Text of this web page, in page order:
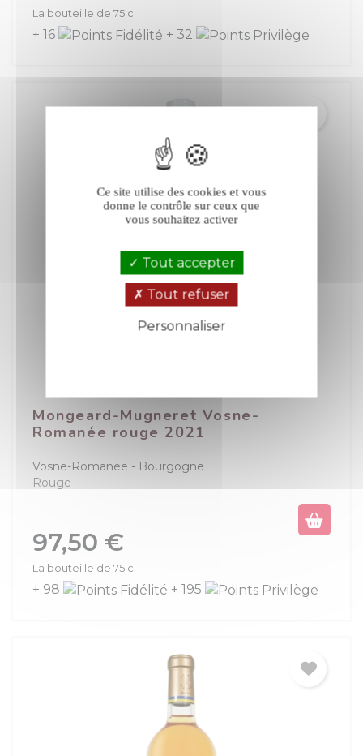
La bouteille de 75 cl
+ 16 + 32
Mongeard-Mugneret Vosne-
Romanée rouge 2021
Vosne-Romanée
Bourgogne
Rouge
Prix
97,50 €
La bouteille de 75 cl
+ 98 + 195
Ce site utilise des cookies et vous
donne le contrôle sur ceux que
vous souhaitez activer
Tout accepter
Tout refuser
Personnaliser